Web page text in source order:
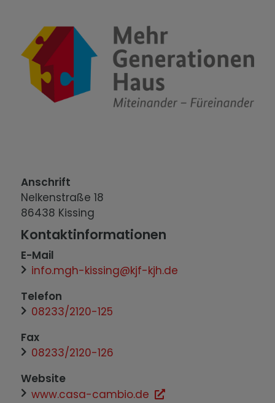
Anschrift
Nelkenstraße18
86438 Kissing
Kontaktinformationen
E-Mail
info.mgh-kissing@kjf-kjh.de
Telefon
08233/2120-125
Fax
08233/2120-126
Website
www.casa-cambio.de